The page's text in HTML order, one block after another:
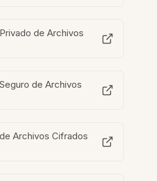
de Archivos
de Archivos
Archivos Cifrados